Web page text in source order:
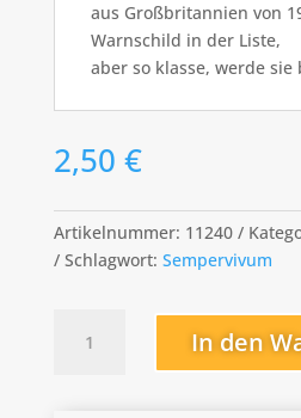
aus Großbritannien von
Warnschild in der Liste,
aber so klasse, werde sie
2,50 €
Artikelnummer: 11240
Schlagwort: Sempervivum
Menge
In den